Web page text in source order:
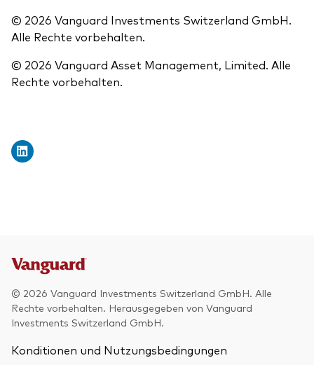
© 2026 Vanguard Investments Switzerland GmbH.
Alle Rechte vorbehalten.
© 2026 Vanguard Asset Management, Limited. Alle
Rechte vorbehalten.
© 2026 Vanguard Investments Switzerland GmbH. Alle
Rechte vorbehalten. Herausgegeben von Vanguard
Investments Switzerland GmbH.
Konditionen und Nutzungsbedingungen